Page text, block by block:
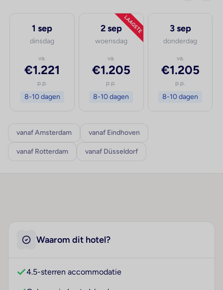
1 sep
dinsdag
va.
€1.221
p.p.
8-10 dagen
LAAGSTE
2 sep
woensdag
va.
€1.205
p.p.
8-10 dagen
3 sep
donderdag
va.
€1.205
p.p.
8-10 dagen
vanaf Amsterdam vanaf Eindhoven
vanaf Rotterdam vanaf Düsseldorf
Waarom dit hotel?
4.5-sterren accommodatie